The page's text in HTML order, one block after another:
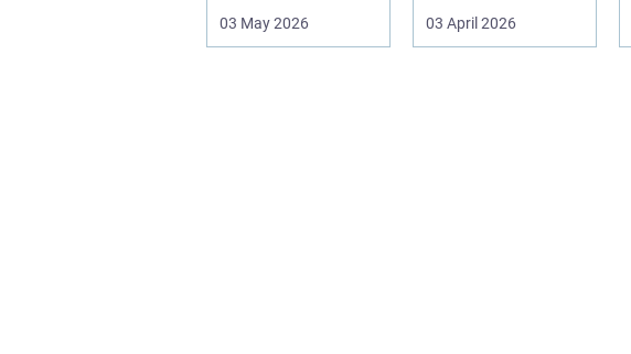
planlagt e...
03 May 2026
rene ...
03 April 2026